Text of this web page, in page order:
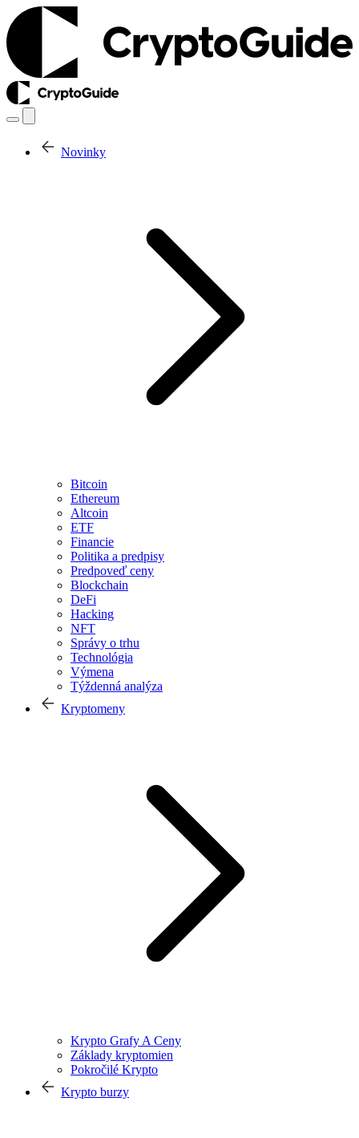
Novinky
Bitcoin
Ethereum
Altcoin
ETF
Financie
Politika a predpisy
Predpoveď ceny
Blockchain
DeFi
Hacking
NFT
Správy o trhu
Technológia
Výmena
Týždenná analýza
Kryptomeny
Krypto Grafy A Ceny
Základy kryptomien
Pokročilé Krypto
Krypto burzy